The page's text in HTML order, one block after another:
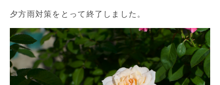
夕方雨対策をとって終了しました。